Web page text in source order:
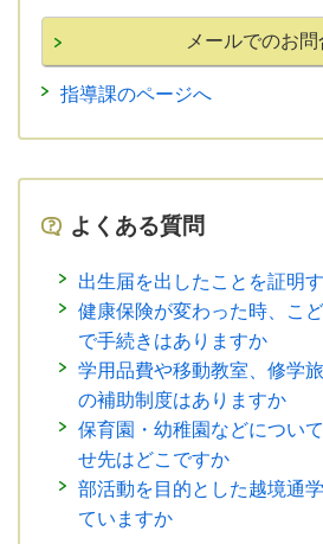
指導課のページへ
よくある質問
出生届を出したことを証明
健康保険が変わった時、こ
で手続きはありますか
学用品費や移動教室、修学
の補助制度はありますか
保育園・幼稚園などについ
せ先はどこですか
部活動を目的とした越境通
ていますか